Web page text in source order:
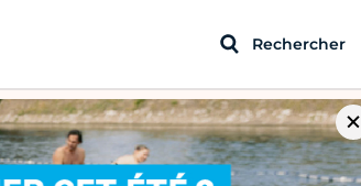
Rechercher